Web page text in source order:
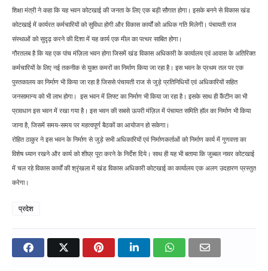
शिक्षा मंत्री ने कहा कि यह भवन कोटखाई की जनता के लिए एक बड़ी सौगात होगा। इसके बनने से विकास खंड
कोटखाई में कार्यरत कर्मचारियों को सुविधा होगी और विकास कार्यों को अधिक गति मिलेगी। पंचायती राज
संस्थाओं को सुदृढ़ करने की दिशा में यह कार्य एक मील का पत्थर साबित होगा।
गौरतलब है कि यह एक पांच मंज़िला भवन होगा जिसमें खंड विकास अधिकारी के कार्यालय एवं आवास के अतिरिक्त
कर्मचारियों के लिए नई तकनीक से युक्त कमरों का निर्माण किया जा रहा है। इस भवन के प्रथम तल पर एक
पुस्तकालय का निर्माण भी किया जा रहा है जिससे पंचायती राज से जुड़े प्रतिनिधियों एवं अधिकारियों सहित
जनसामान्य को भी लाभ होगा। इस भवन में लिफ्ट का निर्माण भी किया जा रहा है। इसके साथ ही कैंटीन का भी
प्रावधान इस भवन में रखा गया है। इस भवन की सबसे ऊपरी मंज़िल में पंचायत समिति हॉल का निर्माण भी किया
जाना है, जिसमें समय-समय पर महत्वपूर्ण बैठकों का आयोजन हो सकेगा।
रोहित ठाकुर ने इस भवन के निर्माण से जुड़े सभी अधिकारियों एवं निर्माणकर्ताओं को निर्माण कार्य में गुणवत्ता का
विशेष ध्यान रखने और कार्य को शीघ्र पूरा करने के निर्देश दिये। साथ ही यह भी बताया कि जुब्बल नावर कोटखाई
में चल रहे विकास कार्यों की श्रृंखला में खंड विकास अधिकारी कोटखाई का कार्यालय एक अलग उदहारण प्रस्तुत
करेगा।
प्रदेश